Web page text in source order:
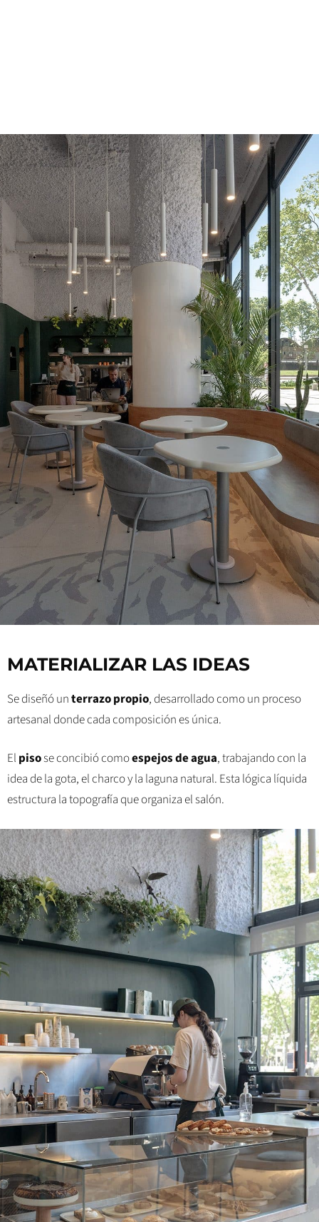
MATERIALIZAR LAS IDEAS
Se diseñó unterrazo propio, desarrollado como un proceso
artesanal donde cada composición es única.
El pisose concibió comoespejos de agua, trabajando con la
idea de la gota, el charco y la laguna natural. Esta lógica líquida
estructura la topografía que organiza el salón.